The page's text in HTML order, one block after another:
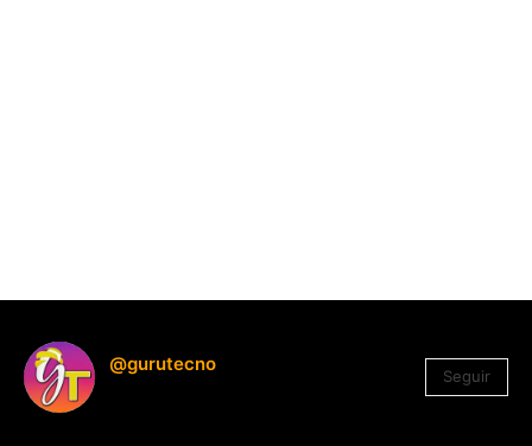
@gurutecno
Seguir